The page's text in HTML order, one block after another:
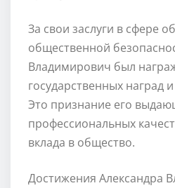
За свои заслуги в сфере
общественной
Владимирович был
государственных наград
Это признание его
профессиональных
вклада в общество.
Достижения Александра